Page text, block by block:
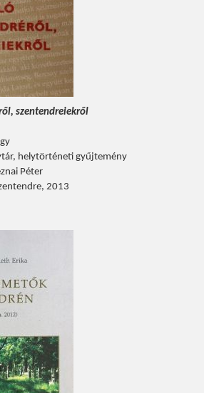
szentendreiekről
helytörténeti gyűjtemény
Péter
2013